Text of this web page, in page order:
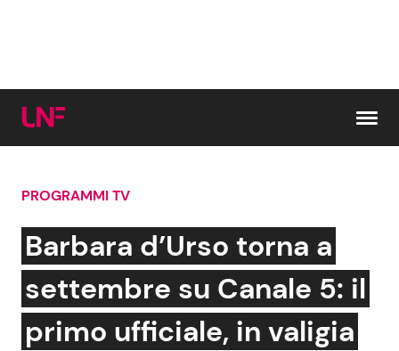
Cerca:
News e Cronaca
Attualità Italiana
Gossip e TV
Bellezze VIP
PROGRAMMI TV
Barbara d’Urso torna a
settembre su Canale 5: il
primo ufficiale, in valigia